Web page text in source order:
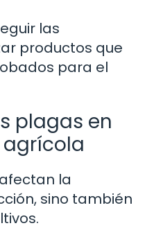
las
productos que
para el
plagas en
la
sino también